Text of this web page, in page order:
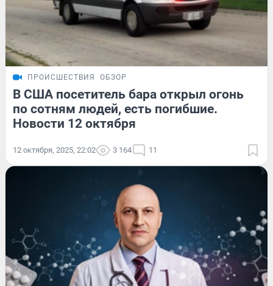
ПРОИСШЕСТВИЯ ОБЗОР
В США посетитель бара открыл огонь
по сотням людей, есть погибшие.
Новости 12 октября
12 октября, 2025, 22:02 3 164 11